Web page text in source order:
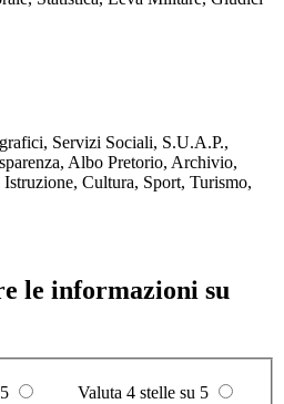
Servizi Sociali, S.U.A.P.,
Albo Pretorio, Archivio,
Cultura, Sport, Turismo,
le informazioni su
Valuta 4 stelle su 5